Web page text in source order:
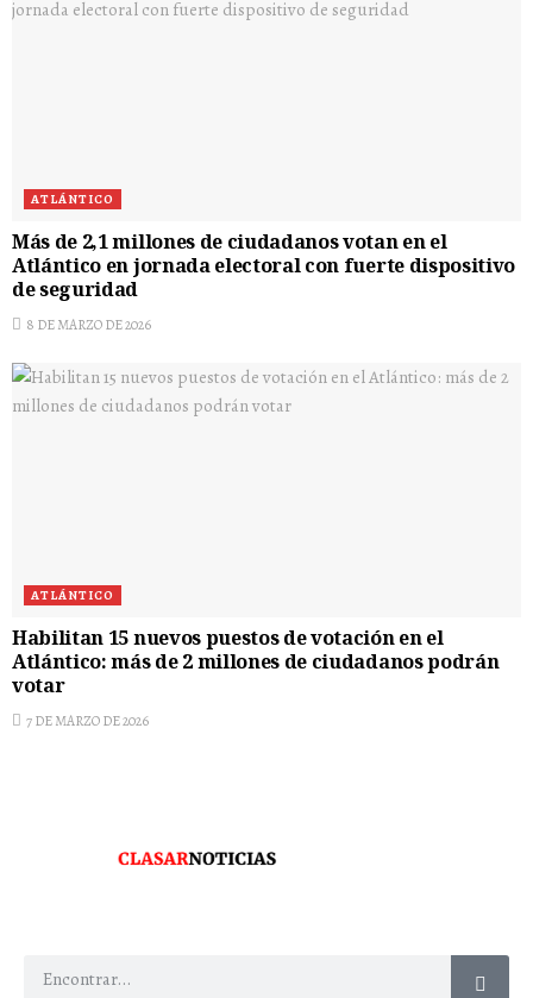
ATLÁNTICO
Más de 2,1 millones de ciudadanos votan en el
Atlántico en jornada electoral con fuerte dispositivo
de seguridad
8 DE MARZO DE 2026
ATLÁNTICO
Habilitan 15 nuevos puestos de votación en el
Atlántico: más de 2 millones de ciudadanos podrán
votar
7 DE MARZO DE 2026